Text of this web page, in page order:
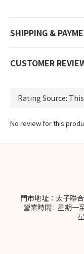
SHIPPING &
CUSTOMER
No review for this
門市地址：太子聯
營業時間 : 星期一